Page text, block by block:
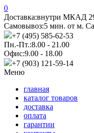
0
Доставка:внутри МКАД
Самовывоз:5 мин. от м.
+7 (495) 585-62-53
Пн.-Пт.:8.00 - 21.00
Офис:9.00 - 18.00
+7 (903) 121-59-14
Меню
главная
каталог товаров
доставка
оплата
гарантии